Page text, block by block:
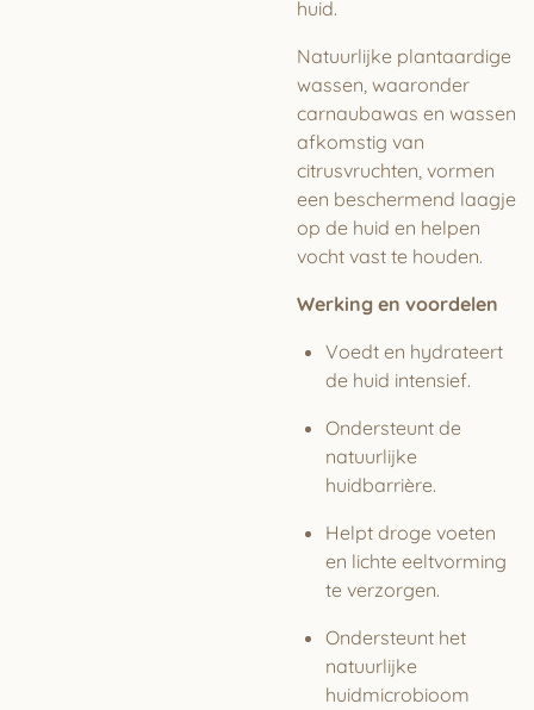
huid.
Natuurlijke plantaardige
wassen, waaronder
carnaubawas en wassen
afkomstig van
citrusvruchten, vormen
een beschermend laagje
op de huid en helpen
vocht vast te houden.
Werking en voordelen
Voedt en hydrateert
de huid intensief.
Ondersteunt de
natuurlijke
huidbarrière.
Helpt droge voeten
en lichte eeltvorming
te verzorgen.
Ondersteunt het
natuurlijke
huidmicrobioom